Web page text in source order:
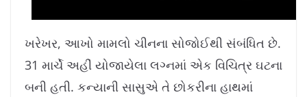
ખરેખર, આખો મામલો ચીનના સોજોઈથી સંબંધિત છે.
31 માર્ચે અહીં યોજાયેલા લગ્નમાં એક વિચિત્ર ઘટના
બની હતી. કન્યાની સાસુએ તે છોકરીના હાથમાં